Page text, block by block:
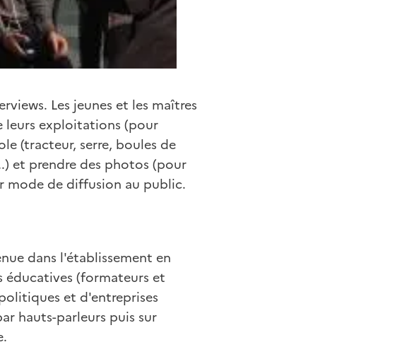
Les jeunes et les maîtres
leurs exploitations (pour
(tracteur, serre, boules de
et prendre des photos (pour
mode de diffusion au public.
dans l'établissement en
éducatives (formateurs et
et d'entreprises
hauts-parleurs puis sur